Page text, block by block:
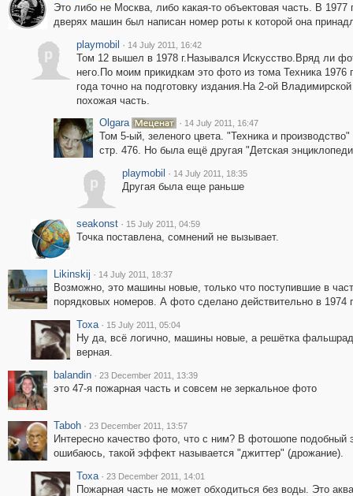
Это либо не Москва, либо какая-то объектовая часть. В 1977
дверях машин был написан номер роты к которой она
p
playmobil · 14 July 2011, 16:42
Том 12 вышел в 1978 г.Назывался Искусство.Вряд ли
него.По моим прикидкам это фото из тома Техника 1976
года точно на подготовку издания.На 2-ой Владимирской
похожая часть.
Olgara
· 14 July 2011, 16:47
Том 5-ый, зеленого цвета. "Техника и производство"
стр. 476. Но была ещё другая "Детская
p
playmobil · 14 July 2011, 18:35
Другая была еще раньше
seakonst · 15 July 2011, 04:59
Точка поставлена, сомнений не вызывает.
Likinskij · 14 July 2011, 18:37
Возможно, это машины новые, только что поступившие в
порядковых номеров. А фото сделано действительно в 1974
Toxa · 15 July 2011, 05:04
Ну да, всё логично, машины новые, а решётка
верная.
balandin · 23 December 2011, 13:39
это 47-я пожарная часть и совсем не зеркальное фото
Taboh · 23 December 2011, 13:57
Интересно качество фото, что с ним? В фотошопе
ошибаюсь, такой эффект называется "джиттер" (дрожание).
Toxa · 23 December 2011, 14:01
Пожарная часть не может обходиться без воды. Это